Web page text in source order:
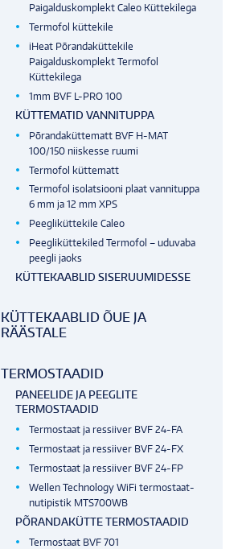
Paigalduskomplekt Caleo Küttekilega
Termofol küttekile
iHeat Põrandaküttekile
Paigalduskomplekt Termofol
Küttekilega
1mm BVF L-PRO 100
KÜTTEMATID VANNITUPPA
Põrandaküttematt BVF H-MAT
100/150 niiskesse ruumi
Termofol küttematt
Termofol isolatsiooni plaat vannituppa
6 mm ja 12 mm XPS
Peegliküttekile Caleo
Peegliküttekiled Termofol – uduvaba
peegli jaoks
KÜTTEKAABLID SISERUUMIDESSE
KÜTTEKAABLID ÕUE JA
RÄÄSTALE
TERMOSTAADID
PANEELIDE JA PEEGLITE
TERMOSTAADID
Termostaat ja ressiiver BVF 24-FA
Termostaat ja ressiiver BVF 24-FX
Termostaat Ja ressiiver BVF 24-FP
Wellen Technology WiFi termostaat-
nutipistik MTS700WB
PÕRANDAKÜTTE TERMOSTAADID
Termostaat BVF 701